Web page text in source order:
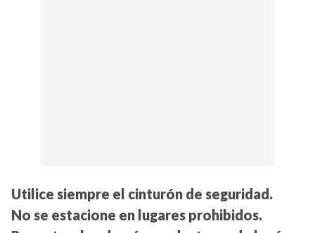
Utilice siempre el cinturón de seguridad.
No se estacione en lugares prohibidos.